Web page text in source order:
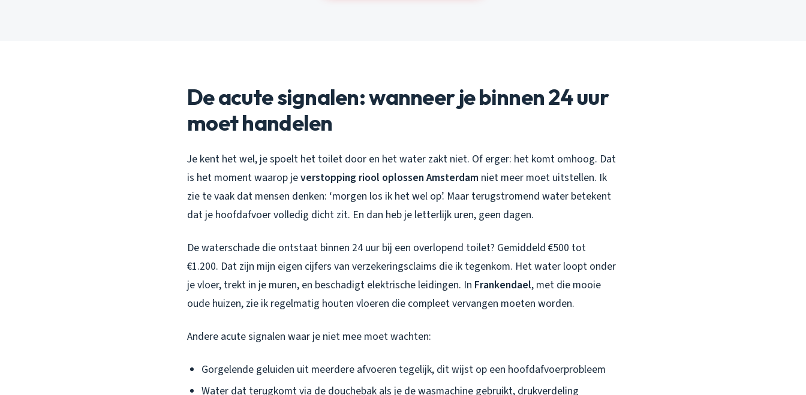
De acute signalen: wanneer je binnen 24 uur
moet handelen
Je kent het wel, je spoelt het toilet door en het water zakt niet. Of erger: het komt omhoog. Dat
is het moment waarop jeverstopping riool oplossen Amsterdam niet meer moet uitstellen. Ik
zie te vaak dat mensen denken: ‘morgen los ik het wel op’. Maar terugstromend water betekent
dat je hoofdafvoer volledig dicht zit. En dan heb je letterlijk uren, geen dagen.
De waterschade die ontstaat binnen 24 uur bij een overlopend toilet? Gemiddeld €500 tot
€1.200. Dat zijn mijn eigen cijfers van verzekeringsclaims die ik tegenkom. Het water loopt onder
je vloer, trekt in je muren, en beschadigt elektrische leidingen. In Frankendael, met die mooie
oude huizen, zie ik regelmatig houten vloeren die compleet vervangen moeten worden.
Andere acute signalen waar je niet mee moet wachten:
Gorgelende geluiden uit meerdere afvoeren tegelijk, dit wijst op een hoofdafvoerprobleem
Water dat terugkomt via de douchebak als je de wasmachine gebruikt, drukverdeling